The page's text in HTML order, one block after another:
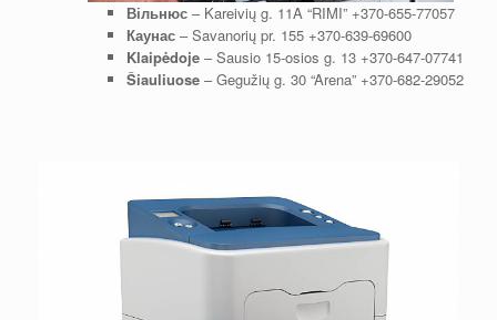
Вільнюс– Kareivių g. 11A “RIMI” +370-655-77057
Каунас– Savanorių pr. 155 +370-639-69600
Klaipėdoje– Sausio 15-osios g. 13 +370-647-07741
Šiauliuose– Gegužių g. 30 “Arena” +370-682-29052